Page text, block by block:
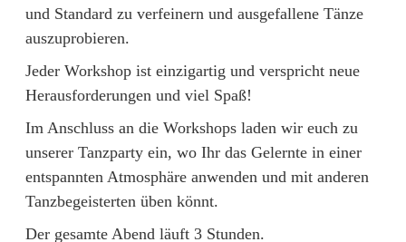
und Standard zu verfeinern und ausgefallene Tänze
auszuprobieren.
Jeder Workshop ist einzigartig und verspricht neue
Herausforderungen und viel Spaß!
Im Anschluss an die Workshops laden wir euch zu
unserer Tanzparty ein, wo Ihr das Gelernte in einer
entspannten Atmosphäre anwenden und mit anderen
Tanzbegeisterten üben könnt.
Der gesamte Abend läuft 3 Stunden.